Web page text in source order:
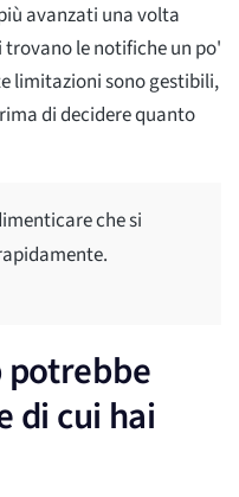
avanzati una volta
le notifiche un po'
limitazioni sono gestibili,
di decidere quanto
che si
potrebbe
di cui hai